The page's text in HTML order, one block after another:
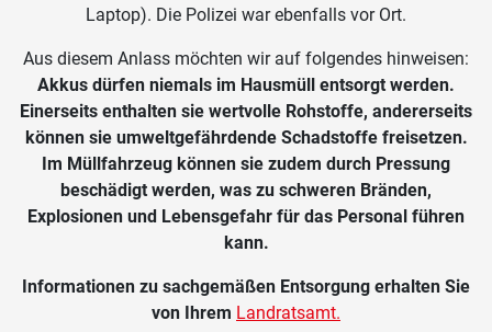
Laptop). Die Polizei war ebenfalls vor Ort.
Aus diesem Anlass möchten wir auf folgendes hinweisen:
Akkus dürfen niemals im Hausmüll entsorgt werden.
Einerseits enthalten sie wertvolle Rohstoffe, andererseits
können sie umweltgefährdende Schadstoffe freisetzen.
Im Müllfahrzeug können sie zudem durch Pressung
beschädigt werden, was zu schweren Bränden,
Explosionen und Lebensgefahr für das Personal führen
kann.
Informationen zu sachgemäßen Entsorgung erhalten Sie
von Ihrem Landratsamt.